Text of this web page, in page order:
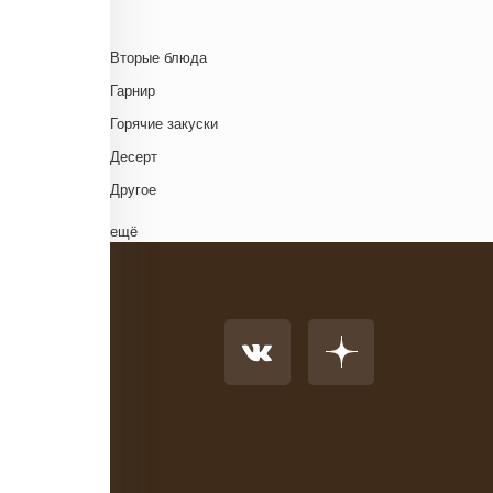
Венгерская кухня
Греческая кухня
Грузинская кухня
Еврейская кухня
Европейская кухня
Испанская кухня
Вторые блюда
Гарнир
Горячие закуски
Десерт
Другое
Комплексный обед
ещё